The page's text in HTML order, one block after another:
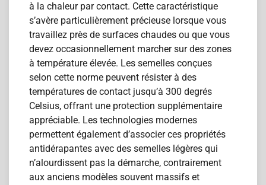
à la chaleur par contact. Cette caractéristique
s’avère particulièrement précieuse lorsque vous
travaillez près de surfaces chaudes ou que vous
devez occasionnellement marcher sur des zones
à température élevée. Les semelles conçues
selon cette norme peuvent résister à des
températures de contact jusqu’à 300 degrés
Celsius, offrant une protection supplémentaire
appréciable. Les technologies modernes
permettent également d’associer ces propriétés
antidérapantes avec des semelles légères qui
n’alourdissent pas la démarche, contrairement
aux anciens modèles souvent massifs et